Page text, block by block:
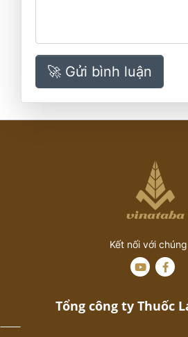
🚀 Gửi bình luận
Kết nối với
Tổng công ty Thuốc